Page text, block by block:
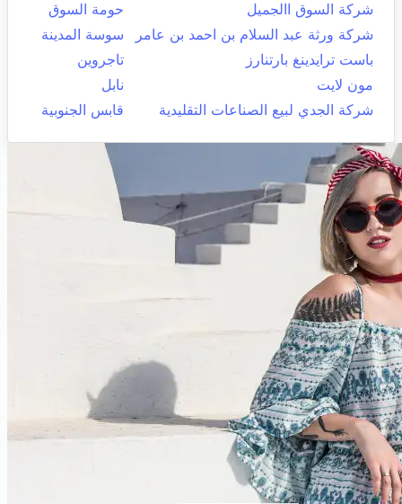
شركة السوق االجميل
حومة السوق
شركة ورثة عبد السلام بن احمد بن عامر
سوسة المدينة
باست ترايدينغ بارتنارز
تاجروين
مون لايت
نابل
شركة الجدي لبيع الصناعات التقليدية
قابس الجنوبية